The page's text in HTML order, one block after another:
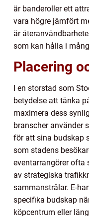
är banderoller ett
vara högre jämfört
är
som kan hålla i
Placering
I en storstad som
betydelse att tänka
maximera dess
branscher använder
för att sina budskap
som stadens
eventarrangörer ofta
av strategiska
sammanstrålar. E-
specifika budskap
köpcentrum eller